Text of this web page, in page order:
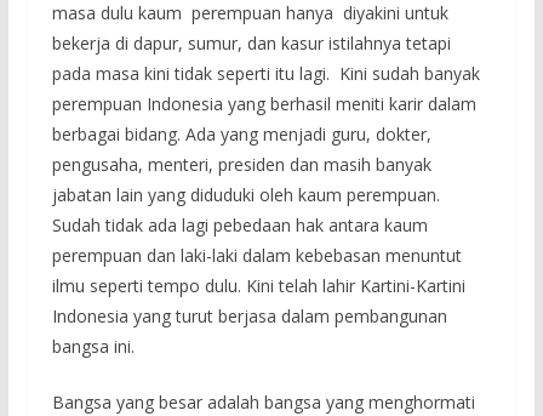
masa dulu kaum perempuan hanya diyakini untuk
bekerja di dapur, sumur, dan kasur istilahnya tetapi
pada masa kini tidak seperti itu lagi. Kini sudah banyak
perempuan Indonesia yang berhasil meniti karir dalam
berbagai bidang. Ada yang menjadi guru, dokter,
pengusaha, menteri, presiden dan masih banyak
jabatan lain yang diduduki oleh kaum perempuan.
Sudah tidak ada lagi pebedaan hak antara kaum
perempuan dan laki-laki dalam kebebasan menuntut
ilmu seperti tempo dulu. Kini telah lahir Kartini-Kartini
Indonesia yang turut berjasa dalam pembangunan
bangsa ini.
Bangsa yang besar adalah bangsa yang menghormati